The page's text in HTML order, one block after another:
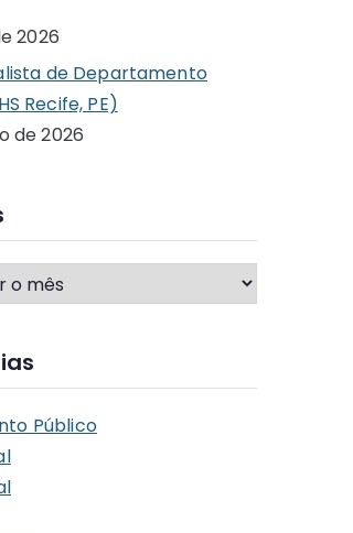
2026
de Departamento
Recife, PE)
de 2026
Público